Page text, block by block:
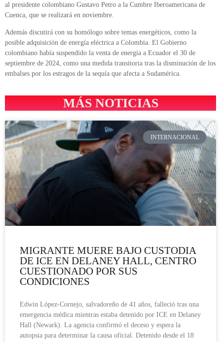
al presidente colombiano Gustavo Petro a la Cumbre Iberoamericana de
Cuenca, que se realizará en noviembre.
Además discutirá con su homólogo sobre temas energéticos, como la
posible adquisición de energía eléctrica a Colombia. El Gobierno
colombiano había suspendido la venta de energía a Ecuador el 30 de
septiembre de 2024, como una medida transitoria tras la disminución de los
embalses por los estragos de la sequía que afecta a Sudamérica.
MÁS NOTICIAS
INTERNACIONAL
MIGRANTE MUERE BAJO CUSTODIA
DE ICE EN DELANEY HALL, CENTRO
CUESTIONADO POR SUS
CONDICIONES
Edwin López-Cornejo, salvadoreño de 41 años, falleció tras una
emergencia médica mientras estaba detenido por ICE en Delaney
Hall (Newark). La agencia confirmó el deceso y espera la
autopsia para determinar la causa oficial. Detenido desde el 18